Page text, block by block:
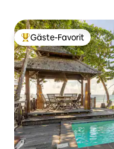
Beliebter Gäste-Favorit.
Gäste-Favorit